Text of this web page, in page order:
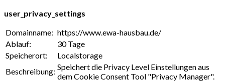
user_privacy_settings
Domainname: https://www.ewa-hausbau.de/
Ablauf:
30 Tage
Speicherort:
Localstorage
Beschreibung: Speichert die Privacy Level Einstellungen aus
dem Cookie Consent Tool "Privacy Manager".